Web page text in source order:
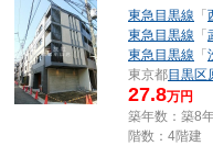
東急目黒線 「
東急目黒線 「
東急目黒線 「
東京都目黒区
27.8万円
築年数：築8
階数：4階建